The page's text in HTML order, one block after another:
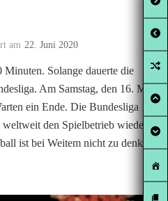
am 22. Juni 2020
Minuten. Solange dauerte die
Am Samstag, den 16. Mai
ein Ende. Die Bundesliga
den Spielbetrieb wieder
ist bei Weitem nicht zu denken.